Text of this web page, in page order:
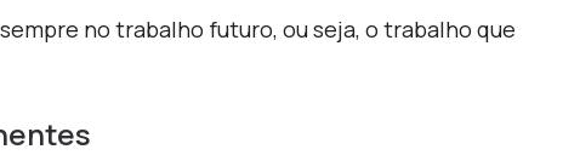
no trabalho futuro, ou seja, o trabalho que